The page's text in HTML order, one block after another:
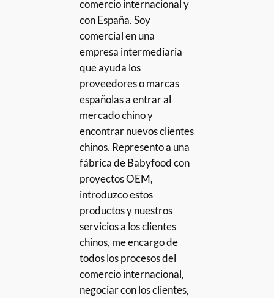
comercio internacional y
con España. Soy
comercial en una
empresa intermediaria
que ayuda los
proveedores o marcas
españolas a entrar al
mercado chino y
encontrar nuevos clientes
chinos. Represento a una
fábrica de Babyfood con
proyectos OEM,
introduzco estos
productos y nuestros
servicios a los clientes
chinos, me encargo de
todos los procesos del
comercio internacional,
negociar con los clientes,